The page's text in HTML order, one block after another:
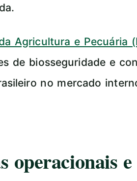
Agricultura e Pecuária
de biosseguridade e
no mercado
operacionais